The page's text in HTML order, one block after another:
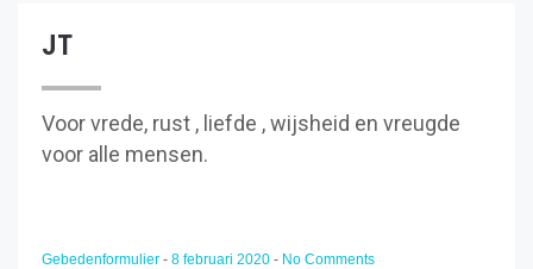
JT
Voor vrede, rust , liefde , wijsheid en vreugde
voor alle mensen.
Gebedenformulier - 8 februari 2020 - No Comments